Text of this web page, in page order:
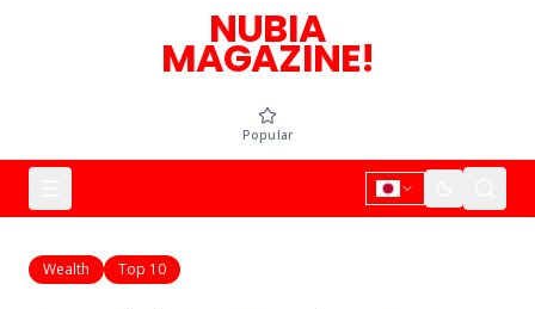
NUBIA
MAGAZINE!
Popular
Wealth Top 10